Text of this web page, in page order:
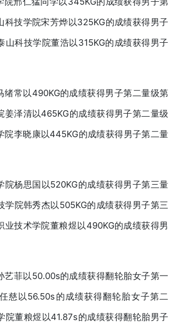
科技学院宋芳烨以325KG的成绩获得男子
山科技学院董浩以315KG的成绩获得男子
绪常以490KG的成绩获得男子第二量级第
姜泽清以465KG的成绩获得男子第二量级
院李晓康以445KG的成绩获得男子第二量
院杨思国以520KG的成绩获得男子第三量
学院韩秀杰以505KG的成绩获得男子第三
业技术学院董粮煜以490KG的成绩获得男
艺菲以50.00s的成绩获得翻轮胎女子第一
慈以56.50s的成绩获得翻轮胎女子第二
院董粮煜以41.87s的成绩获得翻轮胎男子